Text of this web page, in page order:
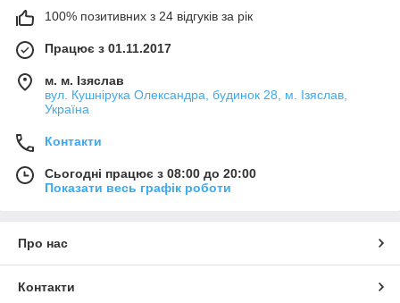
100% позитивних з 24 відгуків за рік
Працює з 01.11.2017
м. м. Ізяслав
вул. Кушнірука Олександра, будинок 28, м. Ізяслав,
Україна
Контакти
Сьогодні працює з 08:00 до 20:00
Показати весь графік роботи
Про нас
Контакти